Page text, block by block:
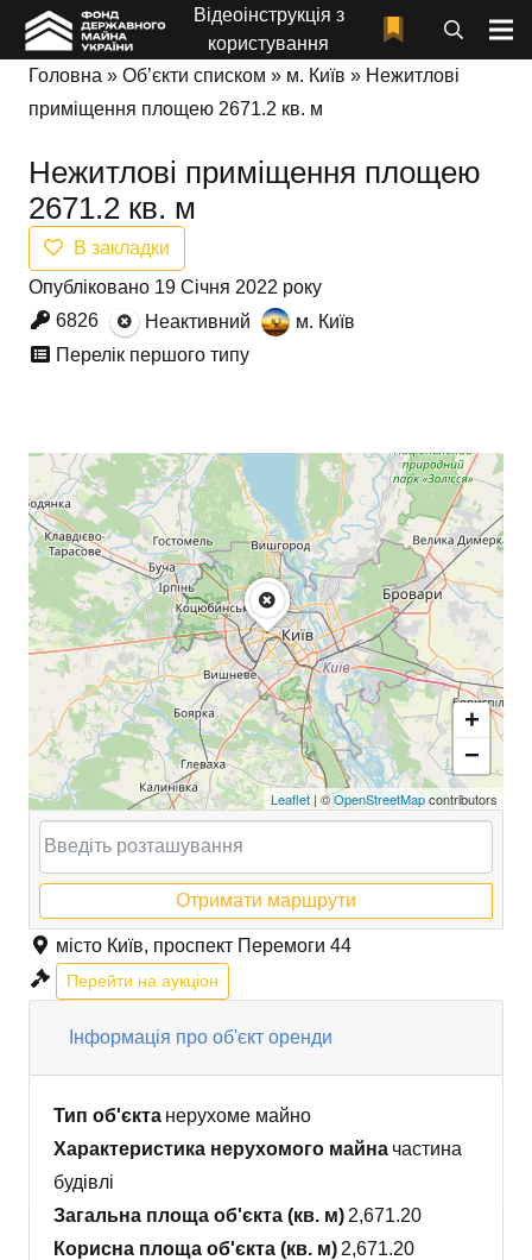
Відеоінструкція з
користування
Головна » Об’єкти списком » м. Київ » Нежитлові
приміщення площею 2671.2 кв. м
Нежитлові приміщення площею
2671.2 кв. м
В закладки
Опубліковано 19 Січня 2022 року
6826
Неактивний
м. Київ
Перелік першого типу
+
−
Leaflet | ©OpenStreetMapcontributors
Отримати маршрути
місто Київ, проспект Перемоги 44
Перейти на аукціон
Інформація про об'єкт оренди
Тип об'єкта нерухоме майно
Характеристика нерухомого майна частина
будівлі
Загальна площа об'єкта (кв. м) 2,671.20
Корисна площа об'єкта (кв. м) 2,671.20